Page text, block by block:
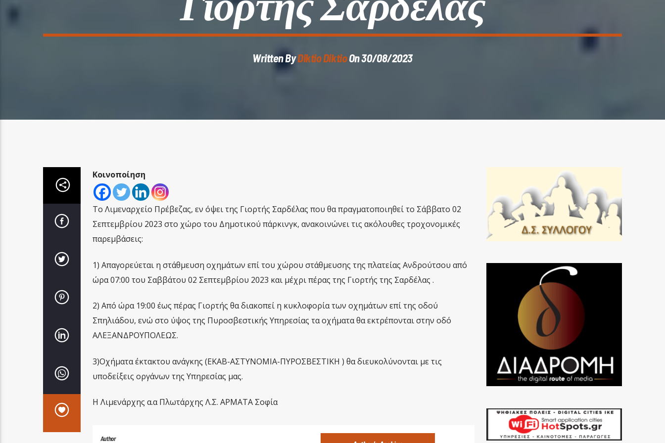
Written ByDiktio DiktioOn 30/08/2023
Κοινοποίηση
Το Λιμεναρχείο Πρέβεζας, εν όψει της Γιορτής Σαρδέλας που θα πραγματοποιηθεί το Σάββατο 02
Σεπτεμβρίου 2023 στο χώρο του Δημοτικού πάρκινγκ, ανακοινώνει τις ακόλουθες τροχονομικές
παρεμβάσεις:
1) Απαγορεύεται η στάθμευση οχημάτων επί του χώρου στάθμευσης της πλατείας Ανδρούτσου από
ώρα 07:00 του Σαββάτου 02 Σεπτεμβρίου 2023 και μέχρι πέρας της Γιορτής της Σαρδέλας .
2) Από ώρα 19:00 έως πέρας Γιορτής θα διακοπεί η κυκλοφορία των οχημάτων επί της οδού
Σπηλιάδου, ενώ στο ύψος της Πυροσβεστικής Υπηρεσίας τα οχήματα θα εκτρέπονται στην οδό
ΑΛΕΞΑΝΔΡΟΥΠΟΛΕΩΣ.
3)Οχήματα έκτακτου ανάγκης (ΕΚΑΒ-ΑΣΤΥΝΟΜΙΑ-ΠΥΡΟΣΒΕΣΤΙΚΗ ) θα διευκολύνονται με τις
υποδείξεις οργάνων της Υπηρεσίας μας.
Η Λιμενάρχης α.α Πλωτάρχης Λ.Σ. ΑΡΜΑΤΑ Σοφία
Author